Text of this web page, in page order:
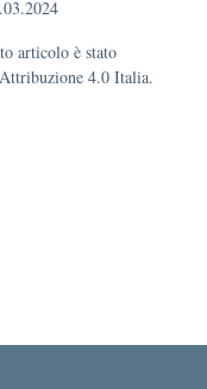
articolo è stato
4.0 Italia.